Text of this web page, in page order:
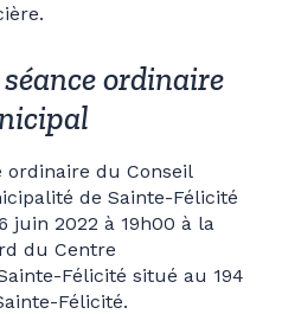
ordinaire
ordinaire du Conseil
de Sainte-Félicité
juin 2022 à 19h00 à la
du Centre
Félicité situé au 194
Félicité.